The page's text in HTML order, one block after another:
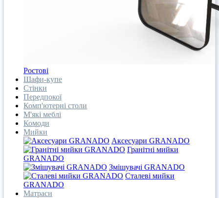
Ростові
Шафи-купе
Стінки
Передпокої
Комп'ютерні столи
М'які меблі
Комоди
Мийки
Аксесуари GRANADO
Гранітні мийки
GRANADO
Змішувачі GRANADO
Сталеві мийки
GRANADO
Матраси